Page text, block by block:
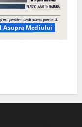
Asupra Mediului